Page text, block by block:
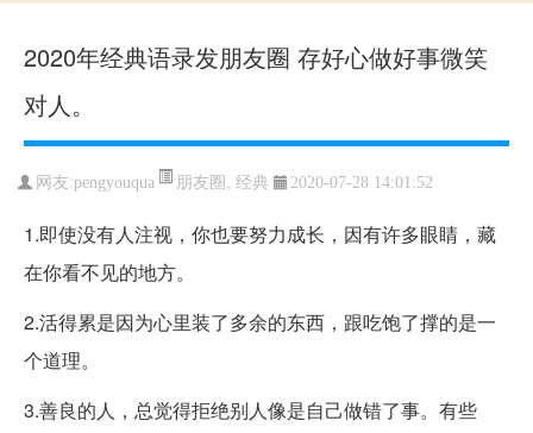
2020年经典语录发朋友圈 存好心做好事微笑
对人。
网友:pengyouqua 朋友圈, 经典 2020-07-28 14:01:52
1.即使没有人注视，你也要努力成长，因有许多眼睛，藏
在你看不见的地方。
2.活得累是因为心里装了多余的东西，跟吃饱了撑的是一
个道理。
3.善良的人，总觉得拒绝别人像是自己做错了事。有些